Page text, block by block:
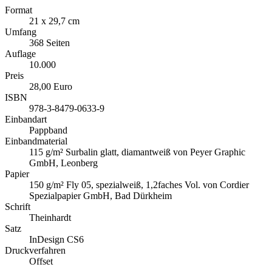
Format
21 x 29,7 cm
Umfang
368 Seiten
Auflage
10.000
Preis
28,00 Euro
ISBN
978-3-8479-0633-9
Einbandart
Pappband
Einbandmaterial
115 g/m² Surbalin glatt, diamantweiß von Peyer Graphic
GmbH, Leonberg
Papier
150 g/m² Fly 05, spezialweiß, 1,2faches Vol. von Cordier
Spezialpapier GmbH, Bad Dürkheim
Schrift
Theinhardt
Satz
InDesign CS6
Druckverfahren
Offset